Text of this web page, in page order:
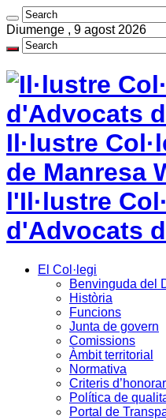
Diumenge , 9 agost 2026
Il·lustre
de Manresa
l'Il·lustre
d'Advocats
El Col·legi
Benvinguda del
Història
Funcions
Junta de govern
Comissions
Àmbit territorial
Normativa
Criteris
Política de
Portal de